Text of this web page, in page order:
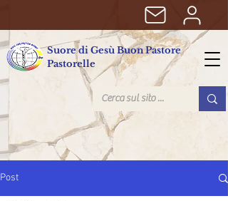
Suore di Gesù Buon Pastore
Pastorelle
Post